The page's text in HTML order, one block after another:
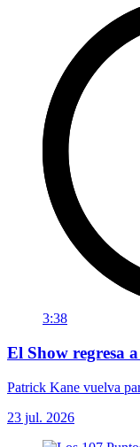
3:38
El Show regresa
Patrick Kane vuelva
23 jul. 2026